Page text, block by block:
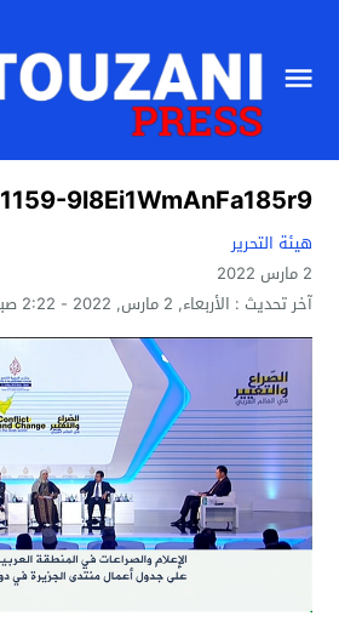
1159-9l8Ei1WmAnFa185r9
هيئة التحرير
2 مارس 2022
آخر تحديث : الأربعاء, 2 مارس, 2022 - 2:22 صباحًا